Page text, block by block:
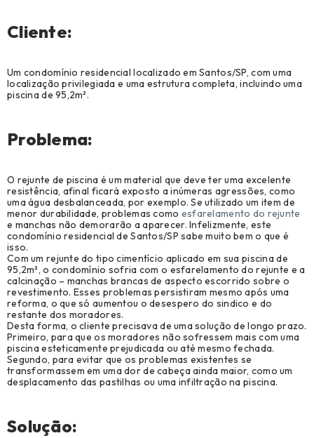
Cliente:
Um condomínio residencial localizado em Santos/SP, com uma
localização privilegiada e uma estrutura completa, incluindo uma
piscina de 95,2m².
Problema:
O rejunte de piscina é um material que deve ter uma excelente
resistência, afinal ficará exposto a inúmeras agressões, como
uma água desbalanceada, por exemplo. Se utilizado um item de
menor durabilidade, problemas como esfarelamento do rejunte
e manchas não demorarão a aparecer. Infelizmente, este
condomínio residencial de Santos/SP sabe muito bem o que é
isso.
Com um rejunte do tipo cimentício aplicado em sua piscina de
95,2m², o condomínio sofria com o esfarelamento do rejunte e a
calcinação – manchas brancas de aspecto escorrido sobre o
revestimento. Esses problemas persistiram mesmo após uma
reforma, o que só aumentou o desespero do sindico e do
restante dos moradores.
Desta forma, o cliente precisava de uma solução de longo prazo.
Primeiro, para que os moradores não sofressem mais com uma
piscina esteticamente prejudicada ou até mesmo fechada.
Segundo, para evitar que os problemas existentes se
transformassem em uma dor de cabeça ainda maior, como um
desplacamento das pastilhas ou uma infiltração na piscina.
Solução:
Manutenção, Reparo e Operações (28)
Notícias (9)
Revenda (1)